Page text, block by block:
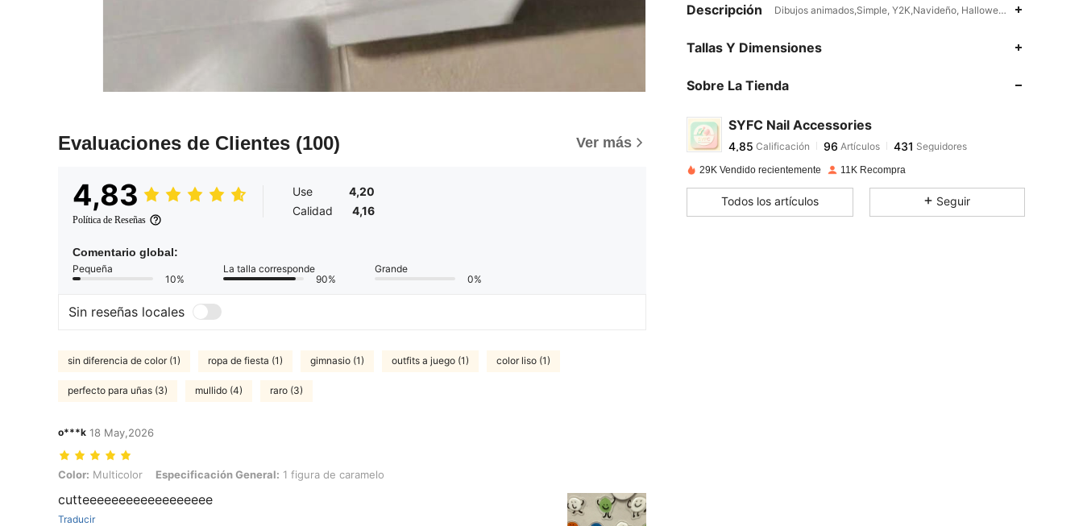
Evaluaciones de Clientes (100) Ver más
4,83
Política de Reseñas
Use
4,20
Calidad
4,16
Comentario global:
Pequeña
10%
La talla corresponde
90%
Grande
0%
Sin reseñas locales
sin diferencia de color (1) ropa de fiesta (1) gimnasio (1) outfits a juego (1) color liso (1)
perfecto para uñas (3) mullido (4) raro (3)
o***k 18 May,2026
Color: Multicolor, Especificación General: 1 figura de caramelo
Color: Multicolor Especificación General: 1 figura de caramelo
cutteeeeeeeeeeeeeeeeee
Traducir
Descripción Dibujos animados,Simple, Y2K,Navideño, Halloween, Más, Día de
Tallas Y Dimensiones
Sobre La Tienda
SYFC Nail Accessories
4,85
4,85 Calificación 96Artículos
p***2pagó Hace 1 día
29K Vendido recientemente 11K Recompra
Todos los artículos Seguir